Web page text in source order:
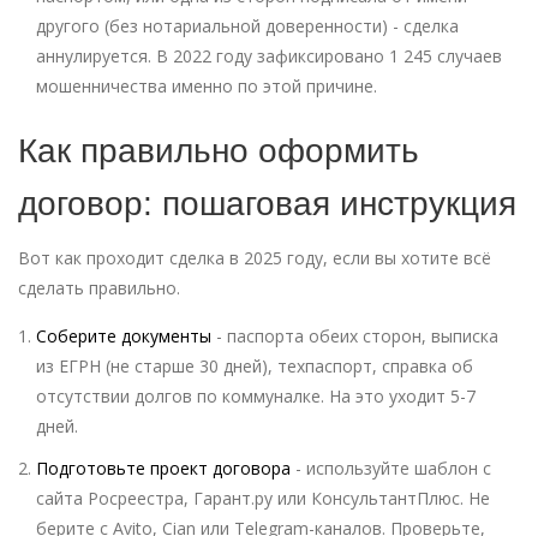
другого (без нотариальной доверенности) - сделка
аннулируется. В 2022 году зафиксировано 1 245 случаев
мошенничества именно по этой причине.
Как правильно оформить
договор: пошаговая инструкция
Вот как проходит сделка в 2025 году, если вы хотите всё
сделать правильно.
Соберите документы - паспорта обеих сторон, выписка
из ЕГРН (не старше 30 дней), техпаспорт, справка об
отсутствии долгов по коммуналке. На это уходит 5-7
дней.
Подготовьте проект договора - используйте шаблон с
сайта Росреестра, Гарант.ру или КонсультантПлюс. Не
берите с Avito, Cian или Telegram-каналов. Проверьте,